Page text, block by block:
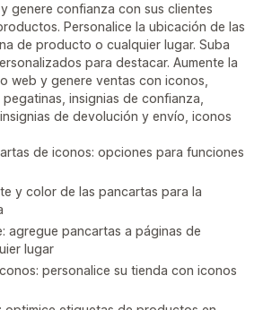
genere confianza con sus clientes
Personalice la ubicación de las
de producto o cualquier lugar. Suba
para destacar. Aumente la
web y genere ventas con iconos,
insignias de confianza,
de devolución y envío, iconos
de iconos: opciones para funciones
y color de las pancartas para la
agregue pancartas a páginas de
lugar
personalice su tienda con iconos